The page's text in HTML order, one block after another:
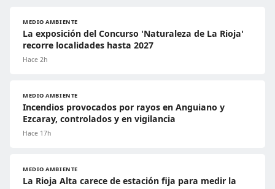
MEDIO AMBIENTE
La exposición del Concurso 'Naturaleza de La Rioja'
recorre localidades hasta 2027
Hace 2h
MEDIO AMBIENTE
Incendios provocados por rayos en Anguiano y
Ezcaray, controlados y en vigilancia
Hace 17h
MEDIO AMBIENTE
La Rioja Alta carece de estación fija para medir la